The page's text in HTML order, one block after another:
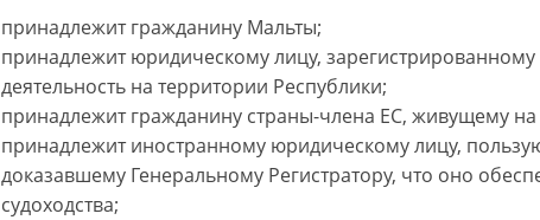
принадлежит гражданину Мальты;
принадлежит юридическому лицу,
деятельность на территории Республики;
принадлежит гражданину страны-члена ЕС, живущему на
принадлежит иностранному юридическому лицу,
доказавшему Генеральному Регистратору, что оно
судоходства;